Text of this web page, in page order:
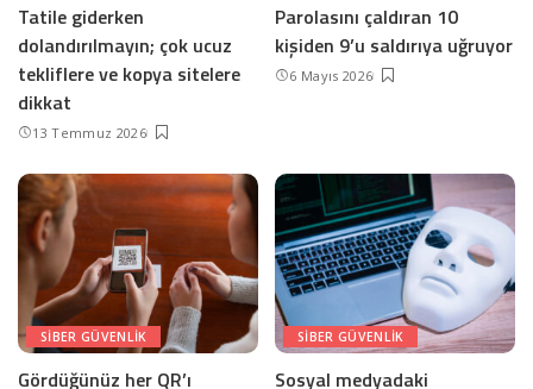
Tatile giderken
dolandırılmayın; çok ucuz
tekliflere ve kopya sitelere
dikkat
13 Temmuz 2026
Parolasını çaldıran 10
kişiden 9’u saldırıya uğruyor
6 Mayıs 2026
SIBER GÜVENLIK
Gördüğünüz her QR’ı
SIBER GÜVENLIK
Sosyal medyadaki